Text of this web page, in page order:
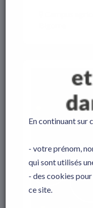
En continuant sur
- votre prénom,
qui sont utilisés
- des cookies
ce site.
Campus